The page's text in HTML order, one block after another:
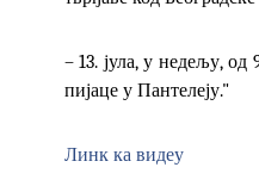
– 13. јула, у недељу,
пијаце у Пантелеју."
Линк ка видеу